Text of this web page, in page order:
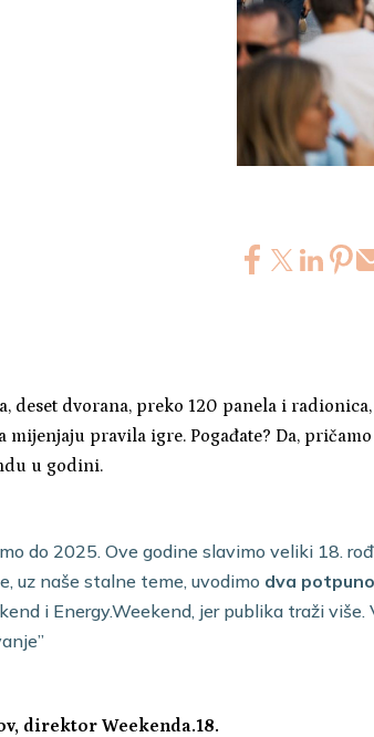
deset dvorana, preko 120 panela i
pravila igre. Pogađate? Da, pričamo
u godini.
do 2025. Ove godine slavimo veliki 18.
uz naše stalne teme, uvodimo dva
i Energy.Weekend, jer publika traži više.
direktor Weekenda.18.